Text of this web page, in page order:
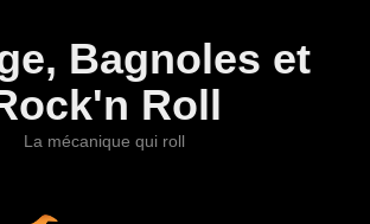
Bagnoles et
Roll
La mécanique qui roll